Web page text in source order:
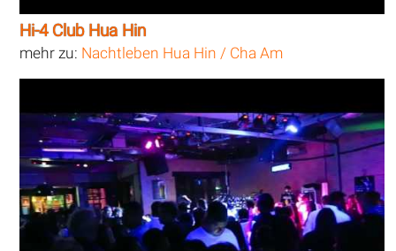
Hi-4 Club Hua Hin
mehr zu: Nachtleben Hua Hin / Cha Am